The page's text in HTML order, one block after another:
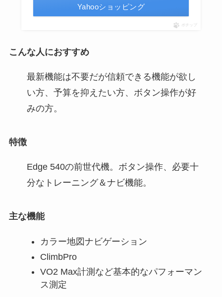
Yahooショッピング
ポチップ
こんな人におすすめ
最新機能は不要だが信頼できる機能が欲し
い方、予算を抑えたい方、ボタン操作が好
みの方。
特徴
Edge 540の前世代機。ボタン操作、必要十
分なトレーニング＆ナビ機能。
主な機能
カラー地図ナビゲーション
ClimbPro
VO2 Max計測など基本的なパフォーマン
ス測定